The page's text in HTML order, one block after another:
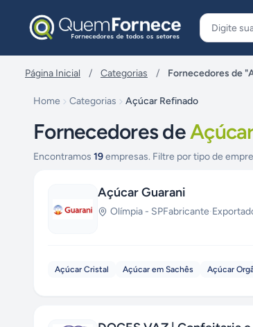
Página Inicial / Categorias / Fornecedores de
Home Categorias Açúcar Refinado
Fornecedores de
Encontramos 19empresas. Filtre por tipo de
Açúcar Guarani
Olímpia - SPFabricante·
Açúcar Cristal Açúcar em Sachês Açúcar